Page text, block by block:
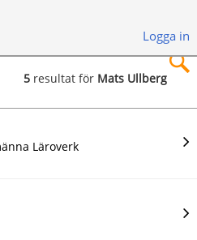
Logga in
5 resultat för Mats Ullberg
Läroverk